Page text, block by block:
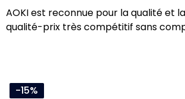
AOKI est reconnue pour la qualité et
qualité-prix très compétitif sans
-15%